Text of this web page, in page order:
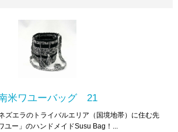
米ワユーバッグ 21
ズエラのトライバルエリア（国境地帯）に住む先
ユー」のハンドメイドSusu Bag！...